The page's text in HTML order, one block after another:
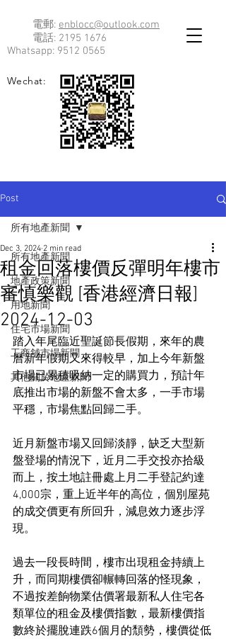
電郵: enblocc@outlook.com
電話: 2195 1676
Whatsapp: 9512 0565
Wechat:
Post
所有地產新聞
地產政策新聞
用地新聞
住宅市場新聞
工商舖市場新聞
其他關於地產新聞
所有地產新聞
租金回落樓價反彈明年樓市
審慎樂觀 [香港經濟日報]
2024-12-03
Dec 3, 2024 2 min read
踏入年尾臨近聖誕節長假期，來年的農
曆新年假期又來得較早，加上今年新盤
市場已累積吸納一定的購買力，預計年
底推出市場的新盤不會太多，一手市場
平穩，市場焦點回歸二手。
近月新盤市場又回歸淡靜，缺乏大型新
盤登場的情況下，近月二手交投亦拾級
而上，按土地註冊處上月二手登記約達
4,000宗，重上近半年的高位，個別屋苑
的成交價更有所回升，減息效力逐步浮
現。
過去一段長時間，樓市出現租金持續上
升，而同期樓價卻輾轉回落的怪現象，
不過按差餉物業估價署最新私人住宅各
類單位的租金及樓價指數，最新樓價指
數終於擺脫連跌6個月的頹勢，樓價從低